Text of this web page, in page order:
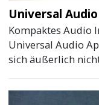
Universal
Kompaktes Audio
Universal Audio
sich äußerlich